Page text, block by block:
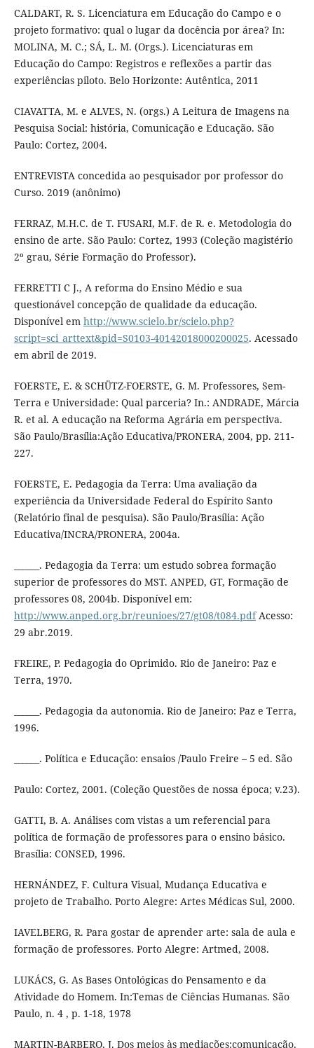
CALDART, R. S. Licenciatura em Educação do Campo e o
projeto formativo: qual o lugar da docência por área? In:
MOLINA, M. C.; SÁ, L. M. (Orgs.). Licenciaturas em
Educação do Campo: Registros e reflexões a partir das
experiências piloto. Belo Horizonte: Autêntica, 2011
CIAVATTA, M. e ALVES, N. (orgs.) A Leitura de Imagens na
Pesquisa Social: história, Comunicação e Educação. São
Paulo: Cortez, 2004.
ENTREVISTA concedida ao pesquisador por professor do
Curso. 2019 (anônimo)
FERRAZ, M.H.C. de T. FUSARI, M.F. de R. e. Metodologia do
ensino de arte. São Paulo: Cortez, 1993 (Coleção magistério
2º grau, Série Formação do Professor).
FERRETTI C J., A reforma do Ensino Médio e sua
questionável concepção de qualidade da educação.
Disponível em http://www.scielo.br/scielo.php?
script=sci_arttext&pid=S0103-40142018000200025. Acessado
em abril de 2019.
FOERSTE, E. & SCHÜTZ-FOERSTE, G. M. Professores, Sem-
Terra e Universidade: Qual parceria? In.: ANDRADE, Márcia
R. et al. A educação na Reforma Agrária em perspectiva.
São Paulo/Brasília:Ação Educativa/PRONERA, 2004, pp. 211-
227.
FOERSTE, E. Pedagogia da Terra: Uma avaliação da
experiência da Universidade Federal do Espírito Santo
(Relatório final de pesquisa). São Paulo/Brasília: Ação
Educativa/INCRA/PRONERA, 2004a.
______. Pedagogia da Terra: um estudo sobrea formação
superior de professores do MST. ANPED, GT, Formação de
professores 08, 2004b. Disponível em:
http://www.anped.org.br/reunioes/27/gt08/t084.pdfAcesso:
29 abr.2019.
FREIRE, P. Pedagogia do Oprimido. Rio de Janeiro: Paz e
Terra, 1970.
______. Pedagogia da autonomia. Rio de Janeiro: Paz e Terra,
1996.
______. Política e Educação: ensaios /Paulo Freire – 5 ed. São
Paulo: Cortez, 2001. (Coleção Questões de nossa época; v.23).
GATTI, B. A. Análises com vistas a um referencial para
política de formação de professores para o ensino básico.
Brasília: CONSED, 1996.
HERNÁNDEZ, F. Cultura Visual, Mudança Educativa e
projeto de Trabalho. Porto Alegre: Artes Médicas Sul, 2000.
IAVELBERG, R. Para gostar de aprender arte: sala de aula e
formação de professores. Porto Alegre: Artmed, 2008.
LUKÁCS, G. As Bases Ontológicas do Pensamento e da
Atividade do Homem. In:Temas de Ciências Humanas. São
Paulo, n. 4 , p. 1-18, 1978
MARTIN-BARBERO, J. Dos meios às mediações:comunicação,